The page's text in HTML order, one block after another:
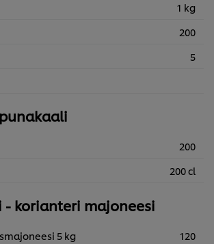
1 kg
200
5
200
200 cl
- korianteri majoneesi
5 kg
120